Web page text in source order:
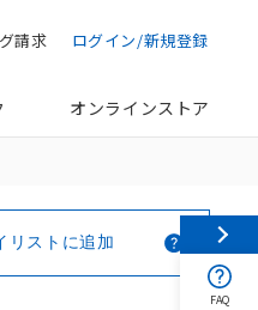
ログイン/新規登録
請求
オンラインストア
リストに追加
FAQ